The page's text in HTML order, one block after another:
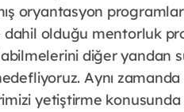
oryantasyon
olduğu mentorluk
diğer yandan
Aynı zamanda
yetiştirme konusunda